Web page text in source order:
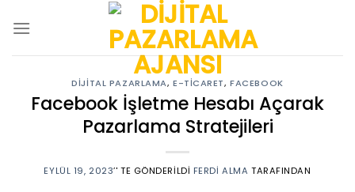
DIJITAL PAZARLAMA, E-TICARET,FACEBOOK
Facebook İşletme Hesabı Açarak
Pazarlama Stratejileri
EYLÜL 19, 2023’' TE GÖNDERILDI FERDI ALMA TARAFINDAN